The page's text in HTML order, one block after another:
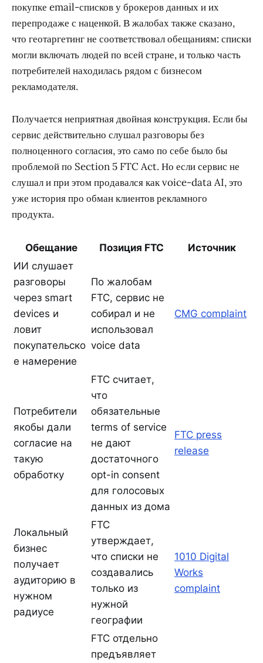
покупке email-списков у брокеров данных и их
перепродаже с наценкой. В жалобах также сказано,
что геотаргетинг не соответствовал обещаниям: списки
могли включать людей по всей стране, и только часть
потребителей находилась рядом с бизнесом
рекламодателя.
Получается неприятная двойная конструкция. Если бы
сервис действительно слушал разговоры без
полноценного согласия, это само по себе было бы
проблемой по Section 5 FTC Act. Но если сервис не
слушал и при этом продавался как voice-data AI, это
уже история про обман клиентов рекламного
продукта.
Обещание Позиция FTC
Источник
ИИ слушает
разговоры
через smart
devices и
ловит
покупательско
е намерение
По жалобам
FTC, сервис не
собирал и не
использовал
voice data
CMG complaint
Потребители
якобы дали
согласие на
такую
обработку
FTC считает,
что
обязательные
terms of service
не дают
достаточного
opt-in consent
для голосовых
данных из дома
FTC press
release
Локальный
бизнес
получает
аудиторию в
нужном
радиусе
FTC
утверждает,
что списки не
создавались
только из
нужной
географии
1010 Digital
Works
complaint
FTC отдельно
предъявляет